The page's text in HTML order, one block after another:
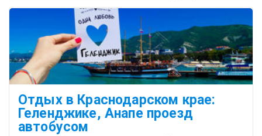
Отдых в Краснодарском крае:
Геленджике, Анапе проезд
автобусом